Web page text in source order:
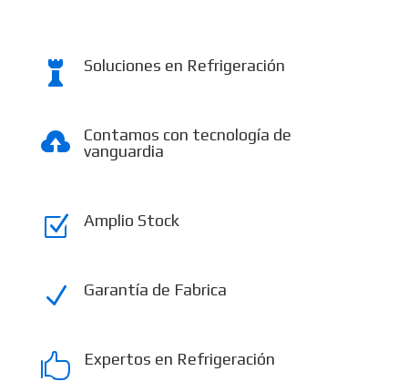
 Soluciones en Refrigeración

Contamos con tecnología de
vanguardia
Z Amplio Stock
N Garantía de Fabrica
 Expertos en Refrigeración